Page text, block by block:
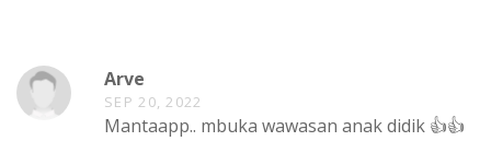
Arve
SEP 20, 2022
Mantaapp.. mbuka wawasan anak didik 👍👍